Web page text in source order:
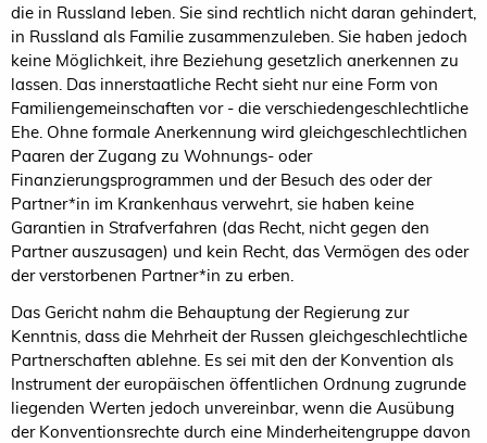
die in Russland leben. Sie sind rechtlich nicht daran gehindert,
in Russland als Familie zusammenzuleben. Sie haben jedoch
keine Möglichkeit, ihre Beziehung gesetzlich anerkennen zu
lassen. Das innerstaatliche Recht sieht nur eine Form von
Familiengemeinschaften vor - die verschiedengeschlechtliche
Ehe. Ohne formale Anerkennung wird gleichgeschlechtlichen
Paaren der Zugang zu Wohnungs- oder
Finanzierungsprogrammen und der Besuch des oder der
Partner*in im Krankenhaus verwehrt, sie haben keine
Garantien in Strafverfahren (das Recht, nicht gegen den
Partner auszusagen) und kein Recht, das Vermögen des oder
der verstorbenen Partner*in zu erben.
Das Gericht nahm die Behauptung der Regierung zur
Kenntnis, dass die Mehrheit der Russen gleichgeschlechtliche
Partnerschaften ablehne. Es sei mit den der Konvention als
Instrument der europäischen öffentlichen Ordnung zugrunde
liegenden Werten jedoch unvereinbar, wenn die Ausübung
der Konventionsrechte durch eine Minderheitengruppe davon